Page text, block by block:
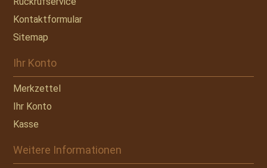
Kontaktformular
Sitemap
Ihr Konto
Merkzettel
Ihr Konto
Kasse
Weitere Informationen